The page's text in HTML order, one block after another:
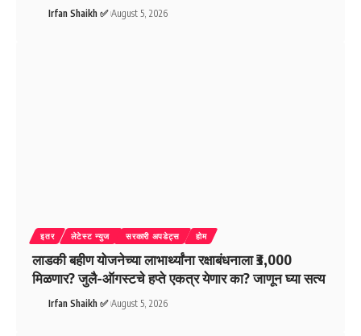
Irfan Shaikh ✅ August 5, 2026
इतर लेटेस्ट न्युज सरकारी अपडेट्स होम
लाडकी बहीण योजनेच्या लाभार्थ्यांना रक्षाबंधनाला ₹3,000
मिळणार? जुलै-ऑगस्टचे हप्ते एकत्र येणार का? जाणून घ्या सत्य
Irfan Shaikh ✅ August 5, 2026